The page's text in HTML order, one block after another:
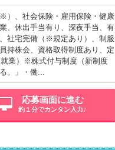
）、社会保険・雇用保険・健康
、休出手当有り、深夜手当、有
社宅完備（※規定あり）、制服
持株会、資格取得制度あり、定
業）※株式付与制度（新制度
。」・働...
応募画面に進む
約１分でカンタン入力♪